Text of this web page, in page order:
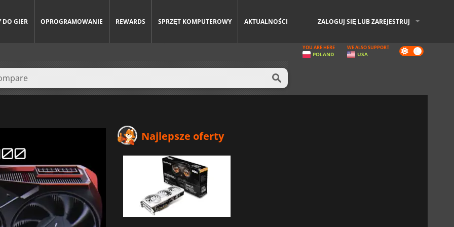
DO GIER OPROGRAMOWANIE REWARDS SPRZĘT KOMPUTEROWY AKTUALNOŚCI ZALOGUJ SIĘ LUB ZAREJESTRUJ
Dark
mode
YOU ARE HERE
POLAND
WE ALSO SUPPORT
USA
Najlepsze oferty